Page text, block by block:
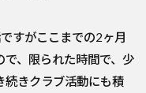
すがここまでの2ヶ月
、限られた時間で、少
続きクラブ活動にも積